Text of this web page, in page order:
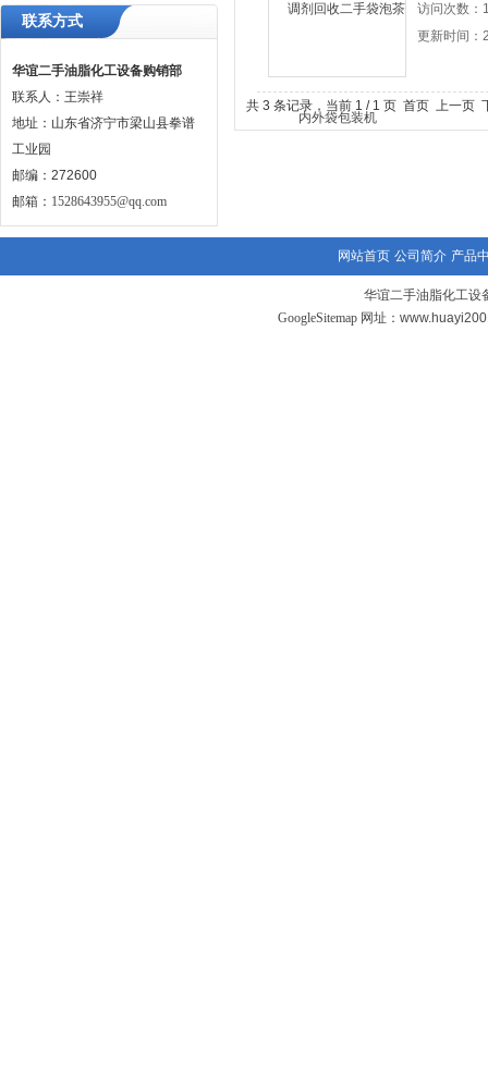
联系方式
华谊二手油脂化工设备购销部
联系人：王崇祥
地址：山东省济宁市梁山县拳谱
工业园
邮编：272600
邮箱： 1528643955@qq.com
访问次数：
更新时间：
共 3 条记录，当前 1 / 1 页 首页 上一页
网站首页 公司简介 产品
华谊二手油脂化工设
GoogleSitemap 网址：